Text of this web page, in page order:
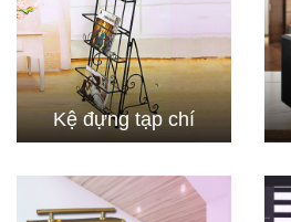
Kệ đựng tạp chí